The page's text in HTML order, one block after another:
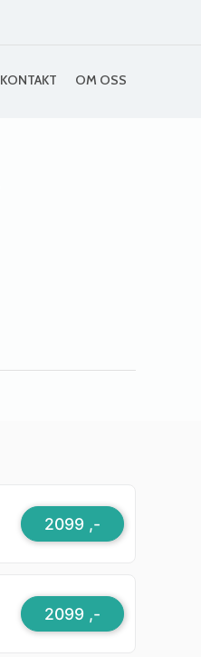
KONTAKT OM OSS
2099 ,-
2099 ,-